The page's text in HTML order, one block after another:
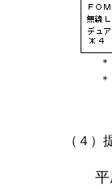
（４）
平